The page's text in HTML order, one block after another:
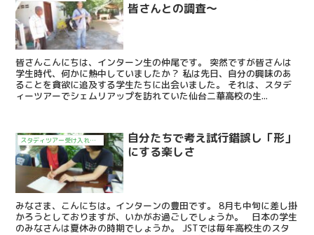
皆さんとの調査～
皆さんこんにちは、インターン生の仲尾です。 突然ですが皆さんは
学生時代、何かに熱中していましたか？ 私は先日、自分の興味のあ
ることを貪欲に追及する学生たちに出会いました。 それは、スタデ
ィーツアーでシェムリアップを訪れていた仙台二華高校の生...
スタディツアー受け入れ日記
自分たちで考え試行錯誤し「形」
にする楽しさ
みなさま、こんにちは。インターンの豊田です。 8月も中旬に差し掛
かろうとしておりますが、いかがお過ごしでしょうか。 日本の学生
のみなさんは夏休みの時期でしょうか。 JSTでは毎年高校生のスタ